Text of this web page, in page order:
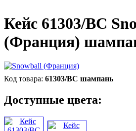
Кейс 61303/BC
(Франция)
61303/BC шампань
Доступные цвета: